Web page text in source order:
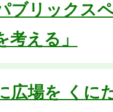
ブリックス
考える」
広場を くに